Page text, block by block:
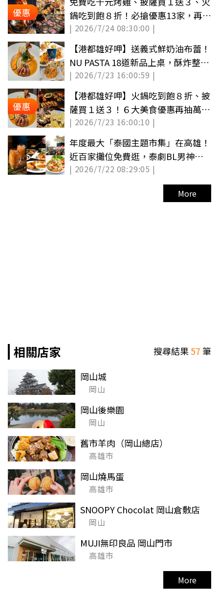
優惠
鍋吃到飽８折！必搶優惠13家，再抽
海景旅宿（中獎更新）
| 2026/7/24 08:30:00 |
【港都雄好呷】送義式鮮奶油布蕾！
NU PASTA 18道新品上桌，酥炸整隻
魷魚超吸睛
| 2026/7/23 16:00:59 |
優惠
【港都雄好呷】火鍋吃到飽８折、披
薩買１送３！６大美食優惠再抽萬元
住宿券
| 2026/7/23 16:00:10 |
年度最大「泰國主題市集」在高雄！
近百家攤位免費逛，泰劇BL男神、
Ozone現身
| 2026/7/22 08:29:05 |
More
相關店家 搜尋結果57筆
岡山城
岡山
岡山後樂園
岡山
舊市羊肉（岡山總店）
高雄市
岡山燒馬蛋
高雄市
SNOOPY Chocolat 岡山倉敷店
岡山
MUJI無印良品 岡山門市
高雄市
More